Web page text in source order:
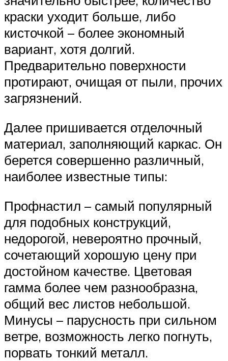
краски уходит больше, либо
кисточкой – более экономный
вариант, хотя долгий.
Предварительно поверхности
протирают, очищая от пыли, прочих
загрязнений.
Далее пришивается отделочный
материал, заполняющий каркас. Он
берется совершенно различный,
наиболее известные типы:
Профнастил – самый популярный
для подобных конструкций,
недорогой, невероятно прочный,
сочетающий хорошую цену при
достойном качестве. Цветовая
гамма более чем разнообразна,
общий вес листов небольшой.
Минусы – парусность при сильном
ветре, возможность легко погнуть,
порвать тонкий металл.